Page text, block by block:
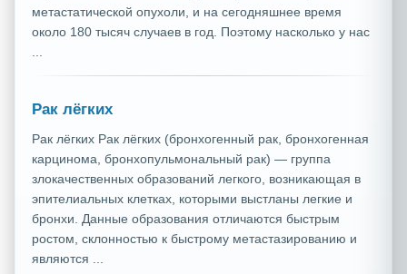
метастатической опухоли, и на сегодняшнее время
около 180 тысяч случаев в год. Поэтому насколько у нас
Рак лёгких
Рак лёгких Рак лёгких (бронхогенный рак, бронхогенная
карцинома, бронхопульмональный рак) — группа
злокачественных образований легкого, возникающая в
эпителиальных клетках, которыми выстланы легкие и
бронхи. Данные образования отличаются быстрым
ростом, склонностью к быстрому метастазированию и
являются ...